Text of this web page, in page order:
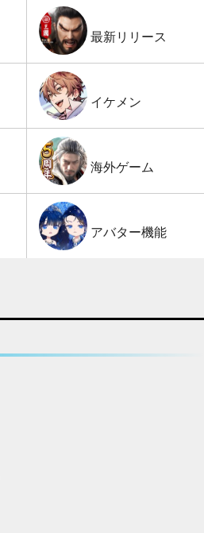
最新リリース
イケメン
海外ゲーム
アバター機能